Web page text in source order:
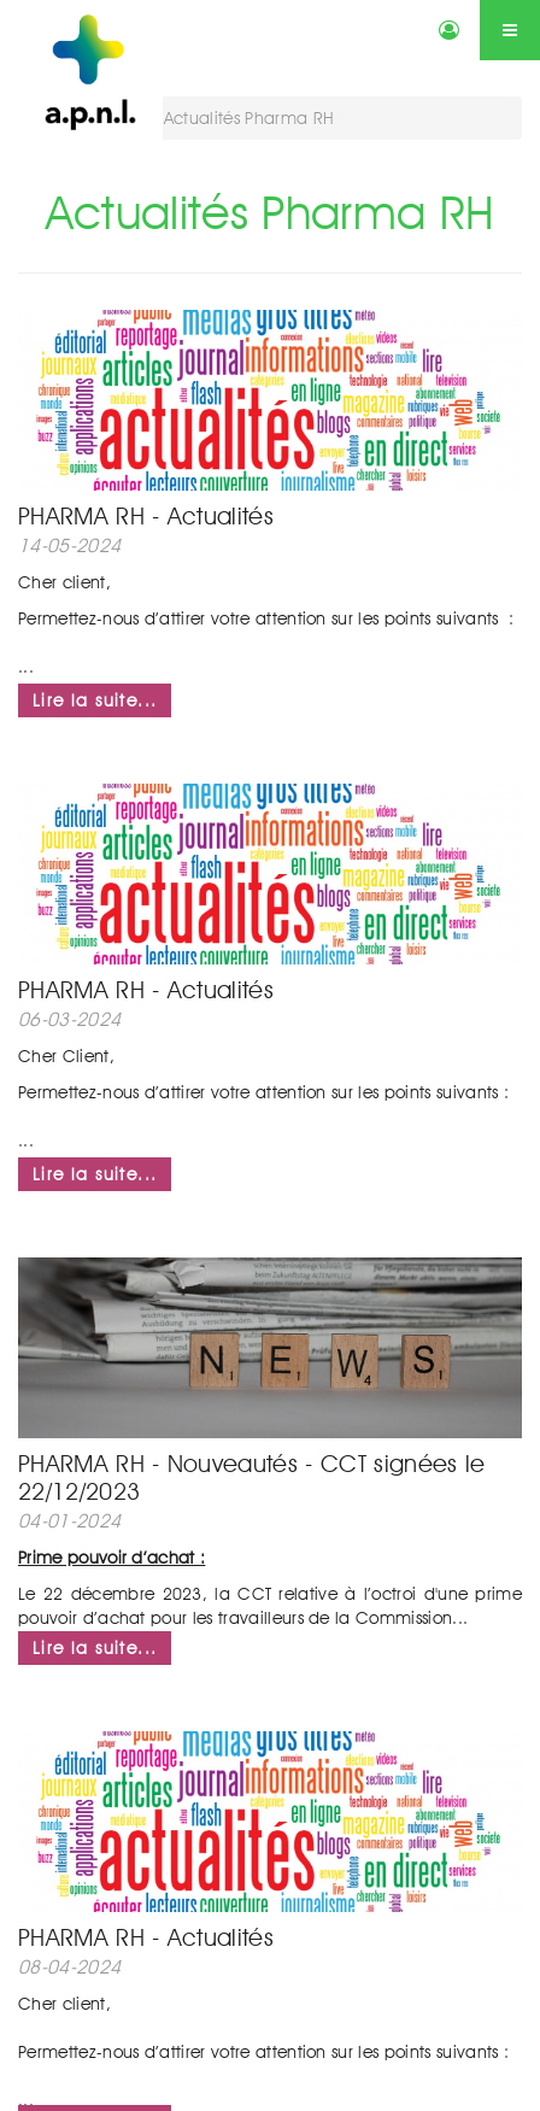
Actualités Annonces Qui sommes-nous ?
Vous êtes ici : Actualités Pharma RH
Actualités Pharma RH
PHARMA RH - Actualités
14-05-2024
Cher client,
Permettez-nous d’attirer votre attention sur les points suivants :
...
Lire la suite...
PHARMA RH - Actualités
06-03-2024
Cher Client,
Permettez-nous d’attirer votre attention sur les points suivants :
...
Lire la suite...
PHARMA RH - Nouveautés - CCT signées le
22/12/2023
04-01-2024
Prime pouvoir d’achat :
Le 22 décembre 2023, la CCT relative à l’octroi d'une prime
pouvoir d’achat pour les travailleurs de la Commission...
Lire la suite...
PHARMA RH - Actualités
08-04-2024
Cher client,
Permettez-nous d’attirer votre attention sur les points suivants :
...